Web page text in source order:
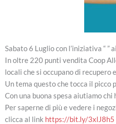
Sabato 6 Luglio con l’iniziativa “ ”
In oltre 220 punti vendita Coop
locali che si occupano di recupero
Un tema questo che tocca il
Con una buona spesa aiutiamo chi
Per saperne di più e vedere i
clicca al link https://bit.ly/3xlJ8h5